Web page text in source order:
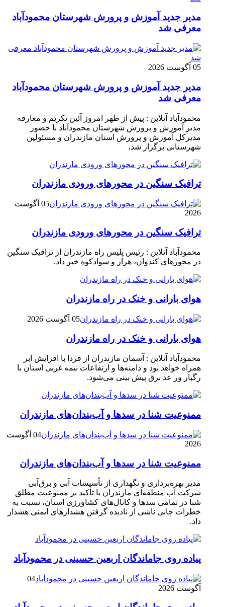
مدیر جدید آموزش و پرورش شهرستان محمودآباد
معرفی شد
05 آگوست 2026
مدیر جدید آموزش و پرورش شهرستان محمودآباد
معرفی شد
محمودآباد آنلاین : پیش از ظهر امروز آئین تکریم و معارفه
مدیر آموزش و پرورش شهرستان محمودآباد با حضور
مدیرکل آموزش و پرورش استان مازندران و مسئولین
شهرستانی برگزار شد،
ترافیک سنگین در محور‌های ورودی مازندران
05 آگوست
2026
ترافیک سنگین در محور‌های ورودی مازندران
محمودآباد آنلاین : رئیس پلیس راه مازندران از ترافیک سنگین
در محور‌های کندوان، هراز و سوادکوه خبر داد.
هوای بارانی و خنک در راه مازندران
05 آگوست 2026
هوای بارانی و خنک در راه مازندران
محمودآباد آنلاین : آسمان مازندران از فردا با افزایش ابر
همراه خواهد بود و دامنه‌ها و ارتفاعات نیمه غربی استان با
رگبار ور عد برق پیش بینی می‌شود.
ممنوعیت شنا در سدها و آب‌بندان‌‌های مازندران
04 آگوست
2026
ممنوعیت شنا در سدها و آب‌بندان‌‌های مازندران
مدیر بهره‌برداری و نگهداری از تأسیسات آبی و برق‌آبی
شرکت آب منطقه‌ای مازندران با تأکید بر ممنوعیت مطلق
شنا در تمامی سدها و کانال‌های کشاورزی استان، نسبت به
خطرات جانی ناشی از نادیده گرفتن هشدارهای ایمنی هشدار
داد.
پیاده روی جاماندگان اربعین حسینی در محمودآباد
04
آگوست 2026